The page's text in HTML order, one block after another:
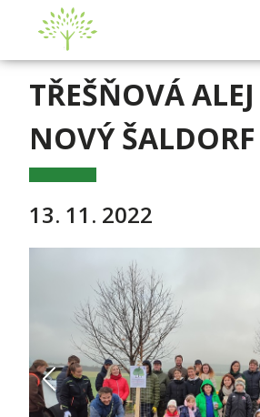
TŘEŠŇOVÁ
NOVÝ ŠALDORF
13. 11. 2022